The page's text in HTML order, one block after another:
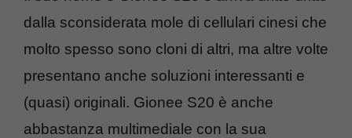
dalla sconsiderata mole di cellulari cinesi che
molto spesso sono cloni di altri, ma altre volte
presentano anche soluzioni interessanti e
(quasi) originali. Gionee S20 è anche
abbastanza multimediale con la sua